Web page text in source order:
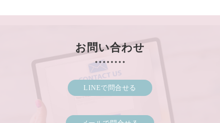
お問い合わせ
LINEで問合せる